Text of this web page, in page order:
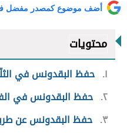
أضف موضوع كمصدر مفضل
محتويات
١ حفظ البقدونس في
٢ حفظ البقدونس في
٣ حفظ البقدونس عن